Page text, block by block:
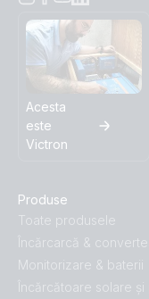
Acesta
este
Victron
Produse
Toate produsele
Încărcarcă &
Monitorizare & baterii
Încărcătoare solare și